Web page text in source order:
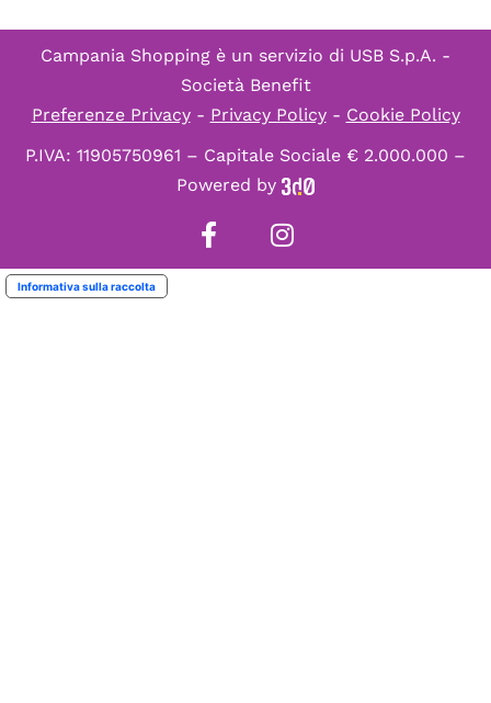
Campania Shopping è un servizio di USB S.p.A. -
Società Benefit
Preferenze Privacy- Privacy Policy- Cookie Policy
P.IVA: 11905750961 – Capitale Sociale € 2.000.000 –
Powered by
Informativa sulla raccolta